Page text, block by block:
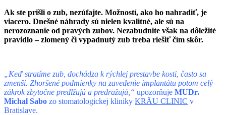
Ak ste prišli o zub, nezúfajte. Možností, ako ho nahradiť, je
viacero. Dnešné náhrady sú nielen kvalitné, ale sú na
nerozoznanie od pravých zubov. Nezabudnite však na dôležité
pravidlo – zlomený či vypadnutý zub treba riešiť čím skôr.
„Keď stratíme zub, dochádza k rýchlej prestavbe kosti, často sa
zmenší. Zhoršené podmienky na zavedenie implantátu potom celý
zákrok zbytočne predlžujú a predražujú,“ upozorňuje MUDr.
Michal Sabo zo stomatologickej kliniky KRÄU CLINIC v
Bratislave.